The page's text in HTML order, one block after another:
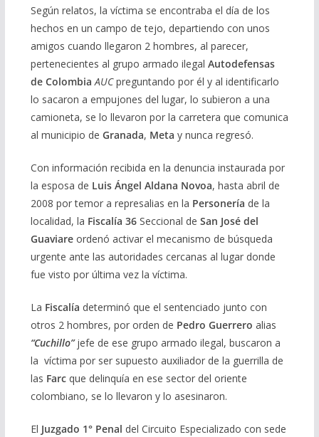
Según relatos, la víctima se encontraba el día de los
hechos en un campo de tejo, departiendo con unos
amigos cuando llegaron 2 hombres, al parecer,
pertenecientes al grupo armado ilegal Autodefensas
de Colombia AUCpreguntando por él y al identificarlo
lo sacaron a empujones del lugar, lo subieron a una
camioneta, se lo llevaron por la carretera que comunica
al municipio de Granada, Meta y nunca regresó.
Con información recibida en la denuncia instaurada por
la esposa de Luis Ángel Aldana Novoa, hasta abril de
2008 por temor a represalias en la Personería de la
localidad, la Fiscalía 36Seccional de San José del
Guaviareordenó activar el mecanismo de búsqueda
urgente ante las autoridades cercanas al lugar donde
fue visto por última vez la víctima.
La Fiscalía determinó que el sentenciado junto con
otros 2 hombres, por orden de Pedro Guerrero alias
“Cuchillo” jefe de ese grupo armado ilegal, buscaron a
la víctima por ser supuesto auxiliador de la guerrilla de
las Farcque delinquía en ese sector del oriente
colombiano, se lo llevaron y lo asesinaron.
El Juzgado 1° Penal del Circuito Especializado con sede